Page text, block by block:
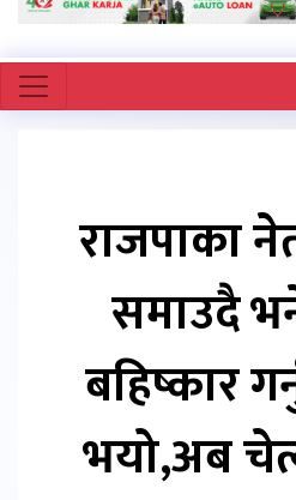
राजपाका
समाउदै
बहिष्कार
भयो,अब